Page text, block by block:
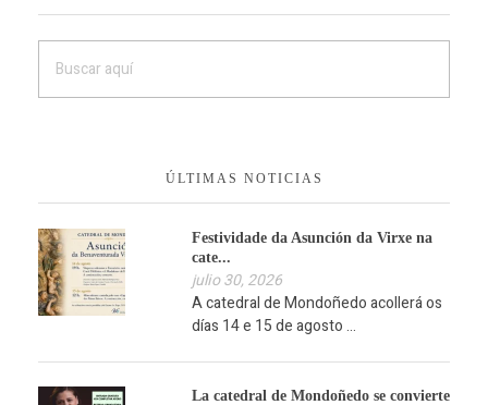
ÚLTIMAS NOTICIAS
Festividade da Asunción da Virxe na
cate...
julio 30, 2026
A catedral de Mondoñedo acollerá os
días 14 e 15 de agosto ...
La catedral de Mondoñedo se convierte